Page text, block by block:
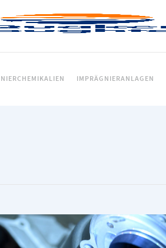
IMPRÄGNIERANLAGEN